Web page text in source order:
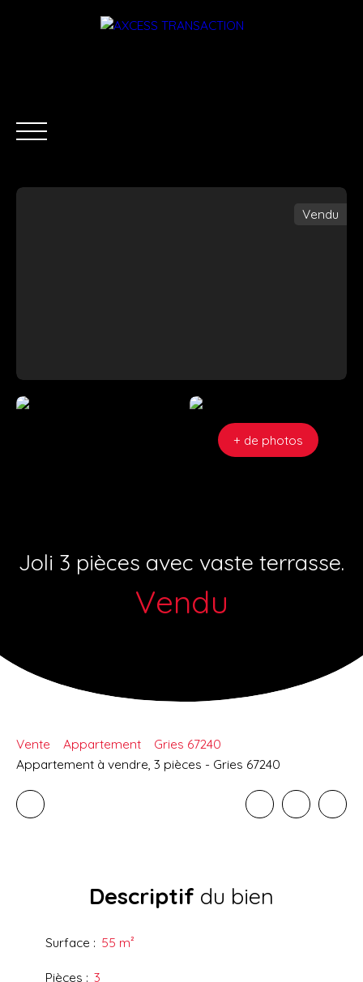
Vendu
+ de photos
Joli 3 pièces avec vaste terrasse.
Vendu
Vente Appartement
Gries 67240
Appartement à vendre, 3 pièces - Gries 67240
Descriptif du bien
Surface : 55 m²
Pièces : 3